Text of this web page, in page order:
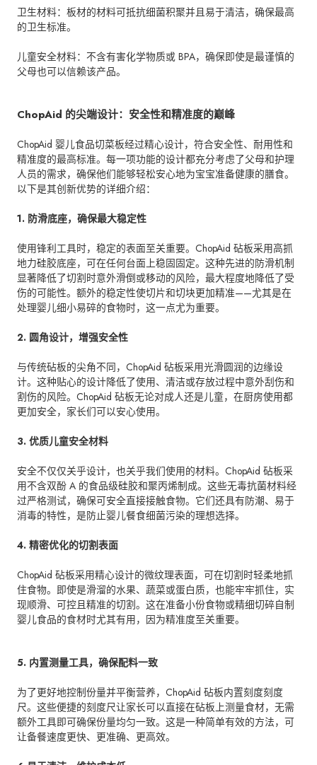
卫生材料：板材的材料可抵抗细菌积聚并且易于清洁，确保最高
的卫生标准。
儿童安全材料：不含有害化学物质或 BPA，确保即使是最谨慎的
父母也可以信赖该产品。
ChopAid 的尖端设计：安全性和精准度的巅峰
ChopAid 婴儿食品切菜板经过精心设计，符合安全性、耐用性和
精准度的最高标准。每一项功能的设计都充分考虑了父母和护理
人员的需求，确保他们能够轻松安心地为宝宝准备健康的膳食。
以下是其创新优势的详细介绍：
1. 防滑底座，确保最大稳定性
使用锋利工具时，稳定的表面至关重要。ChopAid 砧板采用高抓
地力硅胶底座，可在任何台面上稳固固定。这种先进的防滑机制
显著降低了切割时意外滑倒或移动的风险，最大程度地降低了受
伤的可能性。额外的稳定性使切片和切块更加精准——尤其是在
处理婴儿细小易碎的食物时，这一点尤为重要。
2. 圆角设计，增强安全性
与传统砧板的尖角不同，ChopAid 砧板采用光滑圆润的边缘设
计。这种贴心的设计降低了使用、清洁或存放过程中意外刮伤和
割伤的风险。ChopAid 砧板无论对成人还是儿童，在厨房使用都
更加安全，家长们可以安心使用。
3. 优质儿童安全材料
安全不仅仅关乎设计，也关乎我们使用的材料。ChopAid 砧板采
用不含双酚 A 的食品级硅胶和聚丙烯制成。这些无毒抗菌材料经
过严格测试，确保可安全直接接触食物。它们还具有防潮、易于
消毒的特性，是防止婴儿餐食细菌污染的理想选择。
4. 精密优化的切割表面
ChopAid 砧板采用精心设计的微纹理表面，可在切割时轻柔地抓
住食物。即使是滑溜的水果、蔬菜或蛋白质，也能牢牢抓住，实
现顺滑、可控且精准的切割。这在准备小份食物或精细切碎自制
婴儿食品的食材时尤其有用，因为精准度至关重要。
5. 内置测量工具，确保配料一致
为了更好地控制份量并平衡营养，ChopAid 砧板内置刻度刻度
尺。这些便捷的刻度尺让家长可以直接在砧板上测量食材，无需
额外工具即可确保份量均匀一致。这是一种简单有效的方法，可
让备餐速度更快、更准确、更高效。